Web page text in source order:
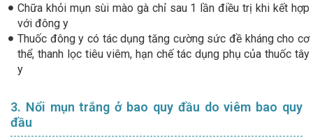
Chữa khỏi mụn sùi mào gà chỉ sau 1 lần điều trị khi kết hợp
với đông y
Thuốc đông y có tác dụng tăng cường sức đề kháng cho cơ
thể, thanh lọc tiêu viêm, hạn chế tác dụng phụ của thuốc tây
y
3. Nổi mụn trắng ở bao quy đầu do viêm bao quy
đầu